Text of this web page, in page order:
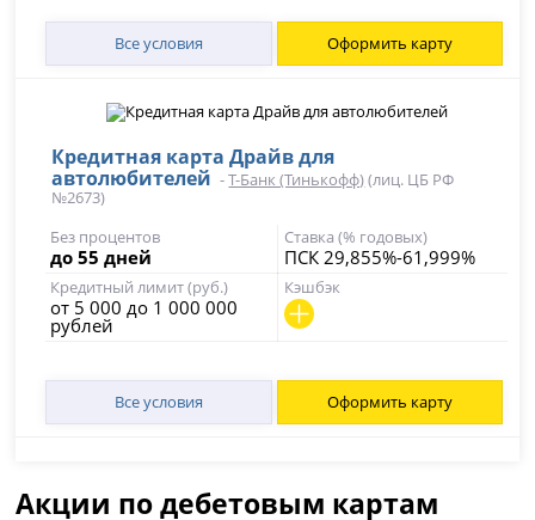
Все условия Оформить карту
Кредитная карта Драйв для
автолюбителей -Т-Банк (Тинькофф)(лиц. ЦБ РФ
№2673)
Без процентов
до 55 дней
Ставка (% годовых)
ПСК 29,855%-61,999%
Кредитный лимит (руб.)
от 5 000 до 1 000 000
рублей
Кэшбэк
Все условия Оформить карту
Акции по дебетовым картам